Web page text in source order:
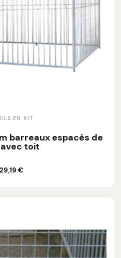
EN KIT
barreaux espacés de
toit
€
au panier